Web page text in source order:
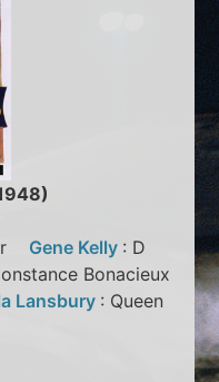
Gene Kelly : D
Bonacieux
Lansbury : Queen